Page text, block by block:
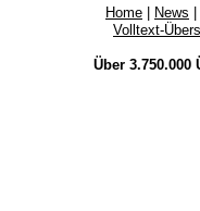
Home News
Volltext-
Über 3.750.000